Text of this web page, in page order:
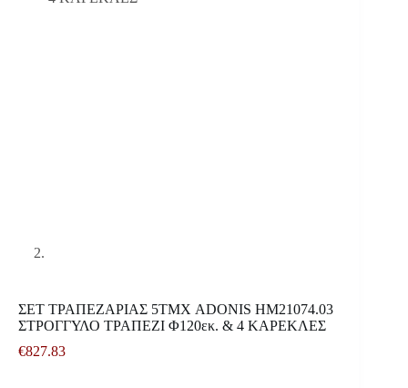
ΣΕΤ ΤΡΑΠΕΖΑΡΙΑΣ 5ΤΜΧ ADONIS HM21074.03
ΣΤΡΟΓΓΥΛΟ ΤΡΑΠΕΖΙ Φ120εκ. & 4 ΚΑΡΕΚΛΕΣ
€827.83